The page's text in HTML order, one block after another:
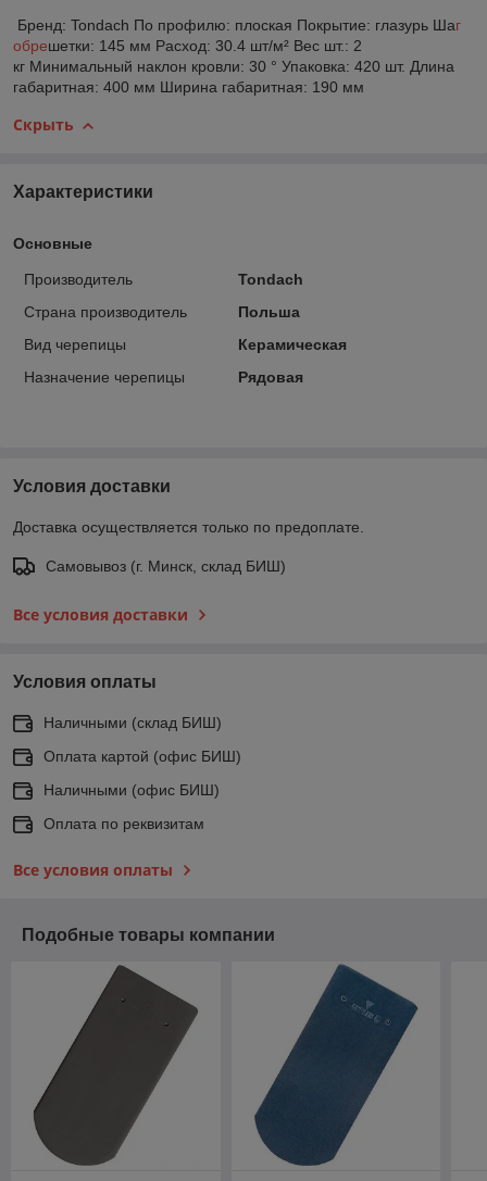
Бренд: Tondach По профилю: плоская Покрытие: глазурь Шаг
обрешетки: 145 мм Расход: 30.4 шт/м² Вес шт.: 2
кг Минимальный наклон кровли: 30 ° Упаковка: 420 шт. Длина
габаритная: 400 мм Ширина габаритная: 190 мм
Скрыть
Характеристики
Основные
Производитель
Tondach
Страна производитель
Польша
Вид черепицы
Керамическая
Назначение черепицы
Рядовая
Условия доставки
Доставка осуществляется только по предоплате.
Самовывоз (г. Минск, склад БИШ)
Все условия доставки
Условия оплаты
Наличными (склад БИШ)
Оплата картой (офис БИШ)
Наличными (офис БИШ)
Оплата по реквизитам
Все условия оплаты
Подобные товары компании